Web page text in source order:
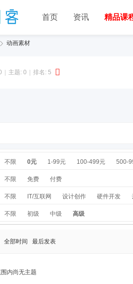
首页 资讯 精品课
动画素材
主题: 0 排名: 5
不限 0元 1-99元 100-499元 500-
不限 免费 付费
不限 IT/互联网 设计创作 硬件开发
不限 初级 中级 高级
全部时间 最后发表
内尚无主题